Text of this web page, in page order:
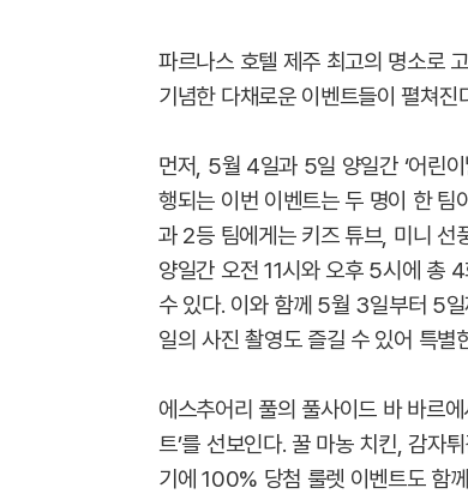
파르나스 호텔 제주 최고의 명소로
기념한 다채로운 이벤트들이 펼쳐진
먼저, 5월 4일과 5일 양일간 ‘어린
행되는 이번 이벤트는 두 명이 한 팀
과 2등 팀에게는 키즈 튜브, 미니 선
양일간 오전 11시와 오후 5시에 총
수 있다. 이와 함께 5월 3일부터 5일
일의 사진 촬영도 즐길 수 있어 특별
에스추어리 풀의 풀사이드 바 바르
트’를 선보인다. 꿀 마농 치킨, 감자
기에 100% 당첨 룰렛 이벤트도 함